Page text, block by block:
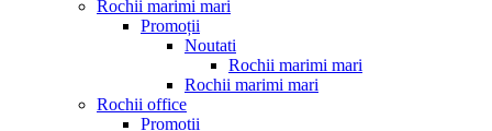
Rochii marimi mari
Promoții
Noutati
Rochii marimi mari
Rochii marimi mari
Rochii office
Promoții